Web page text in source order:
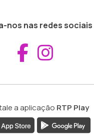
nos nas redes sociais
a aplicação RTP Play